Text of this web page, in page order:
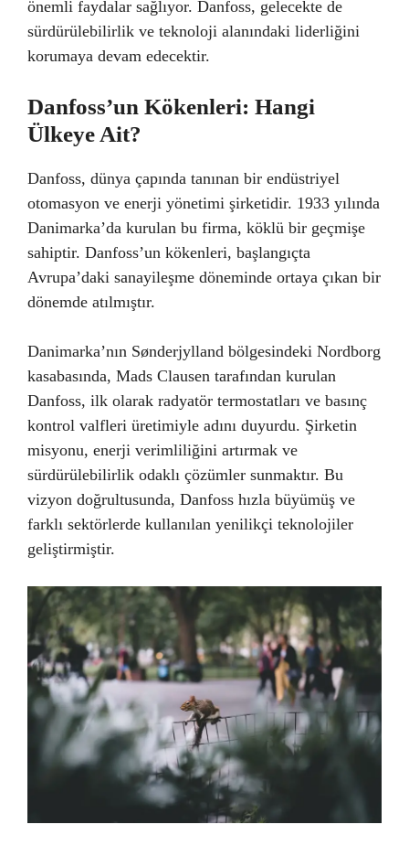
önemli faydalar sağlıyor. Danfoss, gelecekte de
sürdürülebilirlik ve teknoloji alanındaki liderliğini
korumaya devam edecektir.
Danfoss’un Kökenleri: Hangi
Ülkeye Ait?
Danfoss, dünya çapında tanınan bir endüstriyel
otomasyon ve enerji yönetimi şirketidir. 1933 yılında
Danimarka’da kurulan bu firma, köklü bir geçmişe
sahiptir. Danfoss’un kökenleri, başlangıçta
Avrupa’daki sanayileşme döneminde ortaya çıkan bir
dönemde atılmıştır.
Danimarka’nın Sønderjylland bölgesindeki Nordborg
kasabasında, Mads Clausen tarafından kurulan
Danfoss, ilk olarak radyatör termostatları ve basınç
kontrol valfleri üretimiyle adını duyurdu. Şirketin
misyonu, enerji verimliliğini artırmak ve
sürdürülebilirlik odaklı çözümler sunmaktır. Bu
vizyon doğrultusunda, Danfoss hızla büyümüş ve
farklı sektörlerde kullanılan yenilikçi teknolojiler
geliştirmiştir.